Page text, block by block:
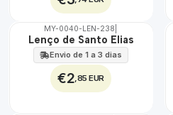
🇵🇹
100%
MY-0040-LEN-238
Lenço de Santo Elias
Envio de 1 a 3 dias
€2 ,85 EUR